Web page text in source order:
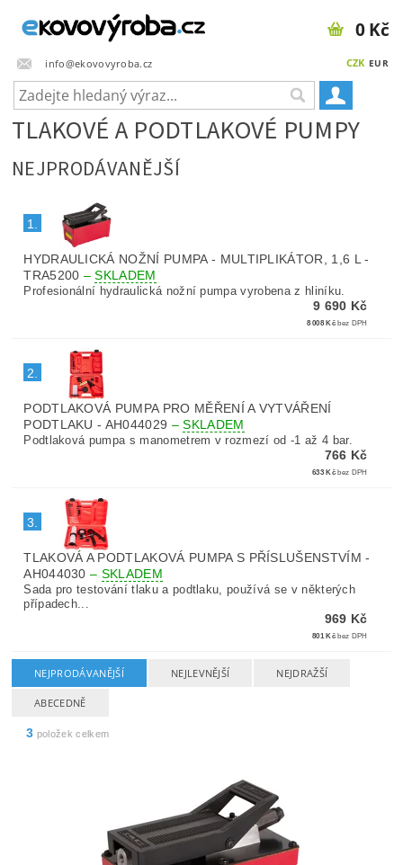
info@ekovovyroba.cz CZK EUR
0 Kč
TLAKOVÉ A PODTLAKOVÉ PUMPY
NEJPRODÁVANĚJŠÍ
1.
HYDRAULICKÁ NOŽNÍ PUMPA - MULTIPLIKÁTOR, 1,6 L -
TRA5200 –SKLADEM
Profesionální hydraulická nožní pumpa vyrobena z hliníku.
9 690 Kč
8 008 Kč bez DPH
2.
PODTLAKOVÁ PUMPA PRO MĚŘENÍ A VYTVÁŘENÍ
PODTLAKU - AH044029 –SKLADEM
Podtlaková pumpa s manometrem v rozmezí od -1 až 4 bar.
766 Kč
633 Kč bez DPH
3.
TLAKOVÁ A PODTLAKOVÁ PUMPA S PŘÍSLUŠENSTVÍM -
AH044030– SKLADEM
Sada pro testování tlaku a podtlaku, používá se v některých
případech...
969 Kč
801 Kč bez DPH
NEJPRODÁVANĚJŠÍ NEJLEVNĚJŠÍ NEJDRAŽŠÍ
ABECEDNĚ
3 položek celkem